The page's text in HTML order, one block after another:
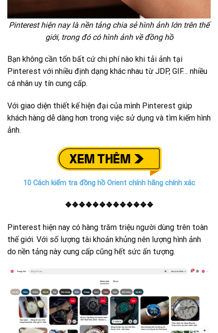
Pinterest hiện nay là nền tảng chia sẻ hình ảnh lớn trên thế
giới, trong đó có hình ảnh về đồng hồ
Bạn không cần tốn bất cứ chi phí nào khi tải ảnh tại
Pinterest với nhiều định dạng khác nhau từ JDP, GIF… nhiều
cá nhân uy tín cung cấp.
Với giao diện thiết kế hiện đại của mình Pinterest giúp
khách hàng dễ dàng hơn trong việc sử dụng và tìm kiếm hình
ảnh.
10 Cách kiểm tra đồng hồ Orient chính hãng chính xác
❖❖❖❖❖❖❖❖❖❖❖❖❖
Pinterest hiện nay có hàng trăm triệu người dùng trên toàn
thế giới. Với số lượng tài khoản khủng nên lượng hình ảnh
do nền tảng này cung cấp cũng hết sức ấn tượng.